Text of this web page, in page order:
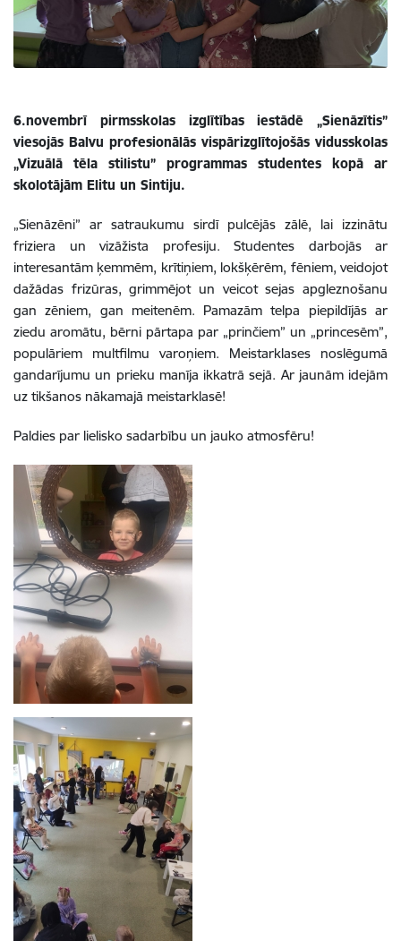
6.novembrī pirmsskolas izglītības iestādē „Sienāzītis”
viesojās Balvu profesionālās vispārizglītojošās vidusskolas
„Vizuālā tēla stilistu” programmas studentes kopā ar
skolotājām Elitu un Sintiju.
„Sienāzēni” ar satraukumu sirdī pulcējās zālē, lai izzinātu
friziera un vizāžista profesiju. Studentes darbojās ar
interesantām ķemmēm, krītiņiem, lokšķērēm, fēniem, veidojot
dažādas frizūras, grimmējot un veicot sejas apgleznošanu
gan zēniem, gan meitenēm. Pamazām telpa piepildījās ar
ziedu aromātu, bērni pārtapa par „prinčiem” un „princesēm”,
populāriem multfilmu varoņiem. Meistarklases noslēgumā
gandarījumu un prieku manīja ikkatrā sejā. Ar jaunām idejām
uz tikšanos nākamajā meistarklasē!
Paldies par lielisko sadarbību un jauko atmosfēru!